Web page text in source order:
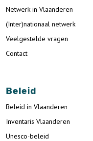
Netwerk in Vlaanderen
(Inter)nationaal netwerk
Veelgestelde vragen
Contact
Beleid
Beleid in Vlaanderen
Inventaris Vlaanderen
Unesco-beleid